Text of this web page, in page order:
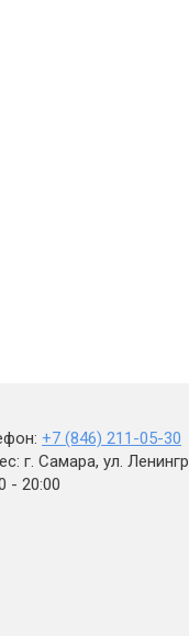
+7 (846) 211-05-30
г. Самара, ул.
- 20:00